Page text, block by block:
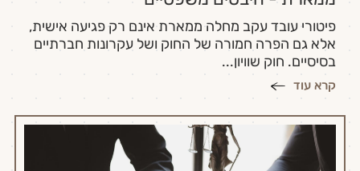
פיטורי עובד עקב מחלה ממארת אינם רק פגיעה אישית,
אלא גם הפרה חמורה של החוק ושל עקרונות חברתיים
בסיסיים. חוק שוויון...
קרא עוד